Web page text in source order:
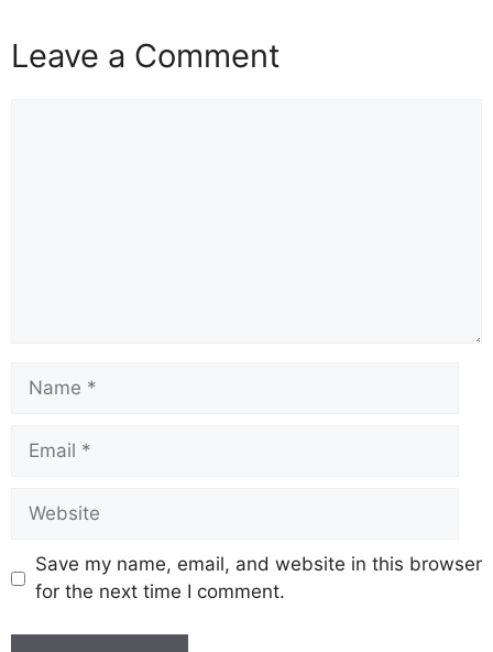
Leave a Comment
Save my name, email, and website in this browser
for the next time I comment.